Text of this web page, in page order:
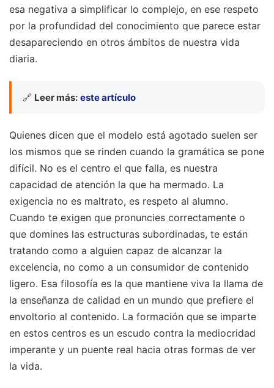
esa negativa a simplificar lo complejo, en ese respeto
por la profundidad del conocimiento que parece estar
desapareciendo en otros ámbitos de nuestra vida
diaria.
🔗 Leer más: este artículo
Quienes dicen que el modelo está agotado suelen ser
los mismos que se rinden cuando la gramática se pone
difícil. No es el centro el que falla, es nuestra
capacidad de atención la que ha mermado. La
exigencia no es maltrato, es respeto al alumno.
Cuando te exigen que pronuncies correctamente o
que domines las estructuras subordinadas, te están
tratando como a alguien capaz de alcanzar la
excelencia, no como a un consumidor de contenido
ligero. Esa filosofía es la que mantiene viva la llama de
la enseñanza de calidad en un mundo que prefiere el
envoltorio al contenido. La formación que se imparte
en estos centros es un escudo contra la mediocridad
imperante y un puente real hacia otras formas de ver
la vida.